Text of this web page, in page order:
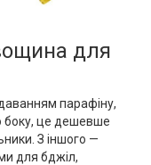
для
парафіну,
боку, це дешевше
З іншого —
для бджіл,